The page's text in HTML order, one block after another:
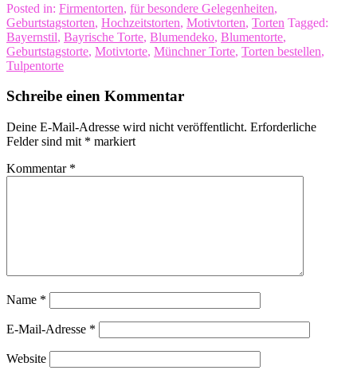
Posted in: Firmentorten, für besondere Gelegenheiten,
Geburtstagstorten, Hochzeitstorten, Motivtorten, Torten Tagged:
Bayernstil, Bayrische Torte, Blumendeko, Blumentorte,
Geburtstagstorte, Motivtorte, Münchner Torte, Torten bestellen,
Tulpentorte
Schreibe einen Kommentar
Deine E-Mail-Adresse wird nicht veröffentlicht. Erforderliche
Felder sind mit * markiert
Kommentar *
Name *
E-Mail-Adresse *
Website